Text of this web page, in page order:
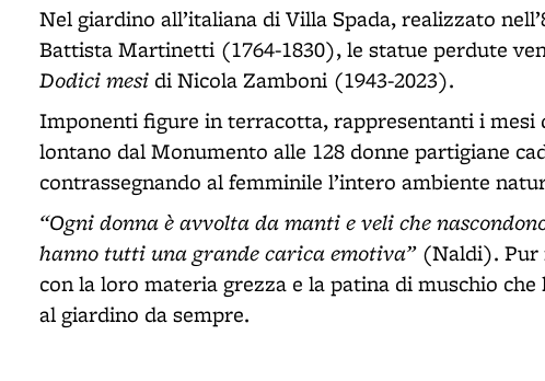
Nel giardino all’italiana di Villa Spada, realizzato
Battista Martinetti (1764-1830), le statue perdute
Dodici mesi di Nicola Zamboni (1943-2023).
Imponenti figure in terracotta, rappresentanti i mesi
lontano dal Monumento alle 128 donne partigiane
contrassegnando al femminile l’intero ambiente
“Ogni donna è avvolta da manti e veli che
hanno tutti una grande carica emotiva”(Naldi). Pur
con la loro materia grezza e la patina di muschio
al giardino da sempre.